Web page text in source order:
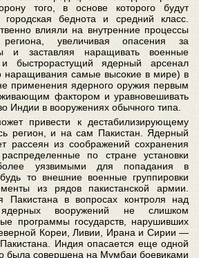
того, в основе которого будут
городская беднота и средний класс.
влияли на внутренние процессы
увеличивая опасения за
и заставляя наращивать военные
быстрорастущий ядерный арсенал
наращивания самые высокие в мире) в
применения ядерного оружия первым
фактором и уравновешивать
Индии в вооружениях обычного типа.
привести к дестабилизирующему
регион, и на сам Пакистан. Ядерный
рассеян из соображений сохранения
по стране установки
уязвимыми для попадания в
то внешние военные группировки
из рядов пакистанской армии.
Пакистана в вопросах контроля над
ядерных вооружений не слишком
программы государств, нарушивших
Кореи, Ливии, Ирана и Сирии —
Индия опасается еще одной
была совершена на Мумбаи боевиками